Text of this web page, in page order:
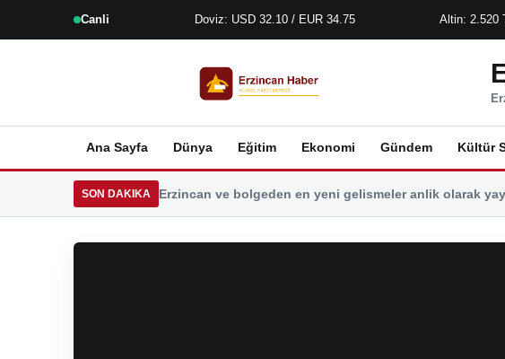
Canli Doviz: USD 32.10 / EUR 34.75 Altin: 2.520
Ana Sayfa Dünya Eğitim Ekonomi Gündem Kültür
SON DAKIKA Erzincan ve bolgeden en yeni gelismeler anlik olarak